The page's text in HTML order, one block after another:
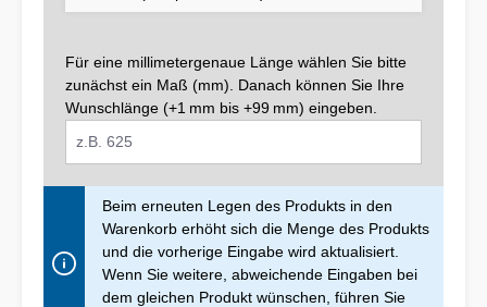
Für eine millimetergenaue Länge wählen Sie bitte
zunächst ein Maß (mm). Danach können Sie Ihre
Wunschlänge (+1 mm bis +99 mm) eingeben.
Beim erneuten Legen des Produkts in den
Warenkorb erhöht sich die Menge des Produkts
und die vorherige Eingabe wird aktualisiert.
Wenn Sie weitere, abweichende Eingaben bei
dem gleichen Produkt wünschen, führen Sie